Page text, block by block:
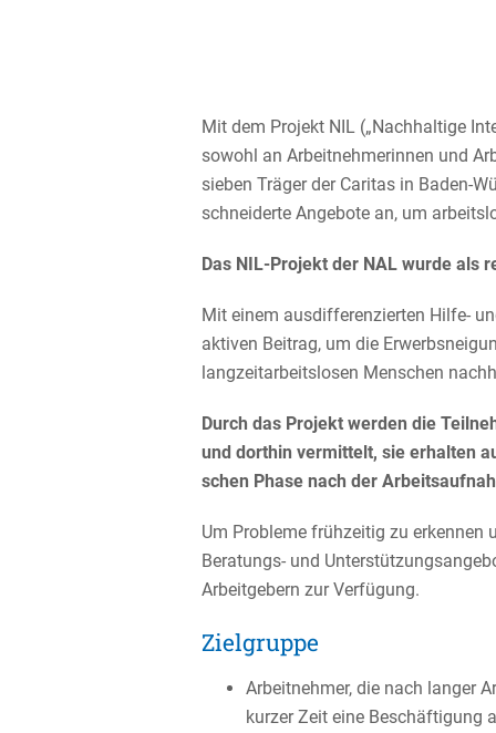
Mit dem Projekt NIL („Nachhal­tige
sowohl an Arbeit­neh­me­rinnen und
sieben Träger der Caritas in Baden-
schnei­derte Angebote an, um
Das NIL-Projekt der NAL wurde als
Mit einem ausdif­fe­ren­zierten Hilfe-
aktiven Beitrag, um die
langzeit­ar­beits­losen Menschen
Durch das Projekt werden die
und dorthin vermit­telt, sie erhalten
schen Phase nach der
Um Probleme frühzeitig zu erkennen
Beratungs- und
Arbeit­ge­bern zur Verfügung.
Zielgruppe
Arbeit­nehmer, die nach langer
kurzer Zeit eine Beschäf­ti­gung